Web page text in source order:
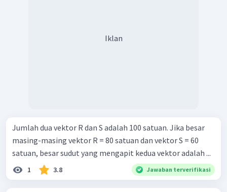
Iklan
Jumlah dua vektor R dan S adalah 100 satuan. Jika besar
masing-masing vektor R = 80 satuan dan vektor S = 60
satuan, besar sudut yang mengapit kedua vektor adalah ...
1 3.8 Jawaban terverifikasi